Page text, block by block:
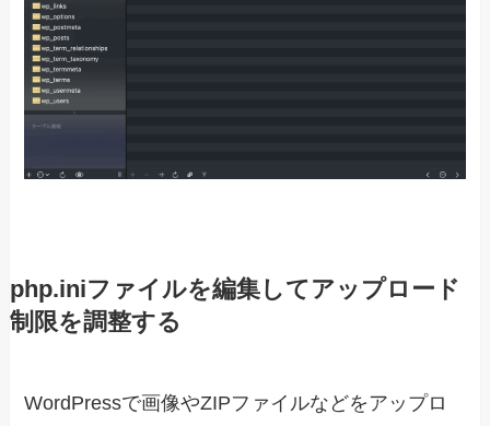
php.iniファイルを編集してアップロード
制限を調整する
WordPressで画像やZIPファイルなどをアップロ